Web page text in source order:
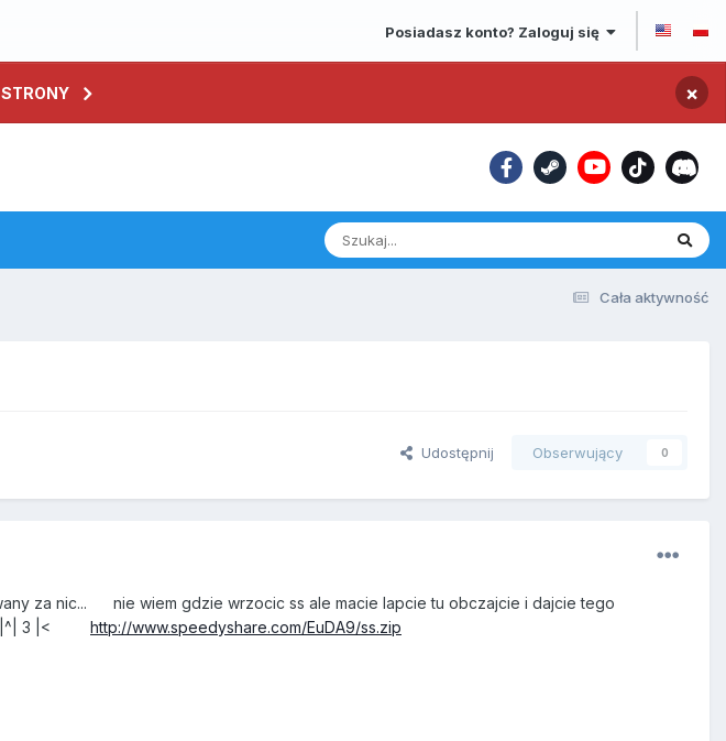
Posiadasz konto? Zaloguj się
×
Cała aktywność
Udostępnij Obserwujący 0
za nic... nie wiem gdzie wrzocic ss ale macie lapcie tu obczajcie i dajcie tego
Y |^| 3 |< http://www.speedyshare.com/EuDA9/ss.zip